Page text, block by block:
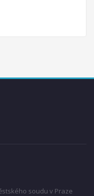
soudu v Praze